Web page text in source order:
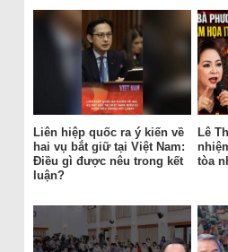
Liên hiệp quốc ra ý kiến về
hai vụ bắt giữ tại Việt Nam:
Điều gì được nêu trong kết
luận?
Lê
tòa